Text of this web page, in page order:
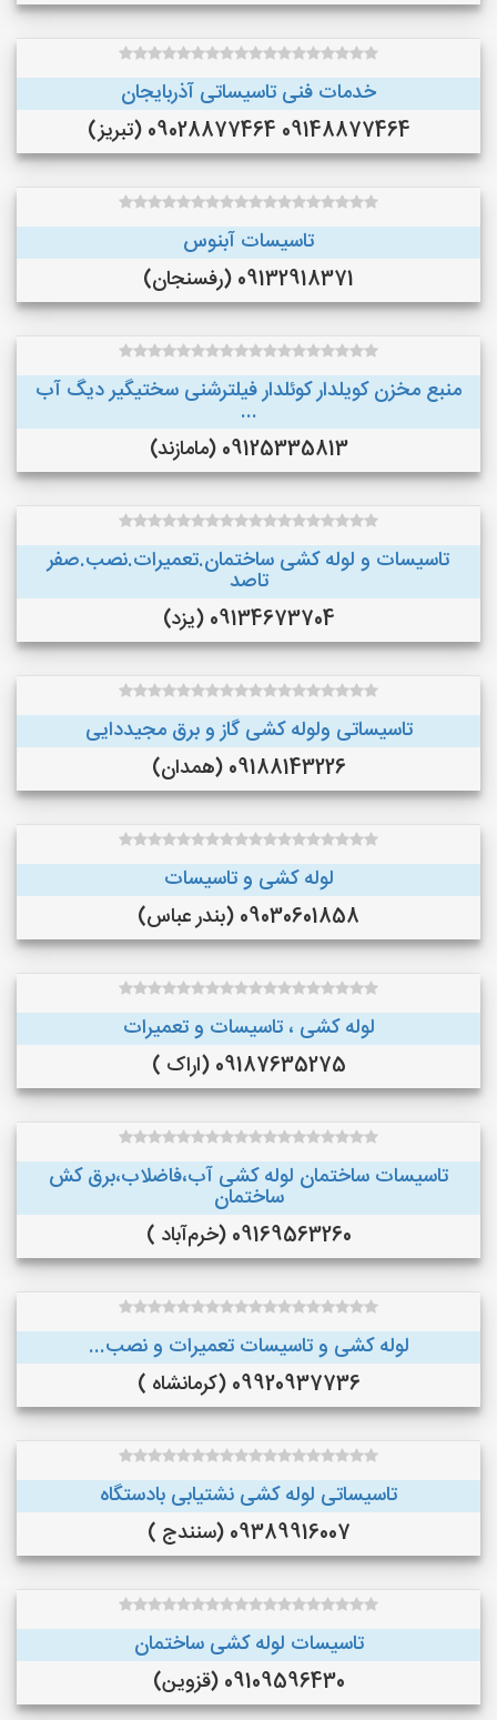
خدمات فنی تاسیساتی آذربایجان
09148877464 09028877464 (تبریز)
تاسيسات آبنوس
09132918371 (رفسنجان)
منبع مخزن کویلدار کوئلدار فیلترشنی سختیگیر دیگ آب
...
09125335813 (مامازند)
تاسیسات و لوله کشی ساختمان.تعمیرات.نصب.صفر
تاصد
09134673704 (یزد)
تاسیساتی ولوله کشی گاز و برق مجیددایی
09188143226 (همدان)
لوله کشی و تاسیسات
09030601858 (بندر عباس)
لوله کشی ، تاسیسات و تعمیرات
09187635275 (اراک )
تاسیسات ساختمان لوله کشی آب،فاضلاب،برق کش
ساختمان
09169563260 (خرم‌آباد )
لوله کشی و تاسیسات تعمیرات و نصب...
09920937736 (کرمانشاه )
تاسیساتی لوله کشی نشتیابی بادستگاه
09389916007 (سنندج )
تاسیسات لوله کشی ساختمان
09109596430 (قزوین)